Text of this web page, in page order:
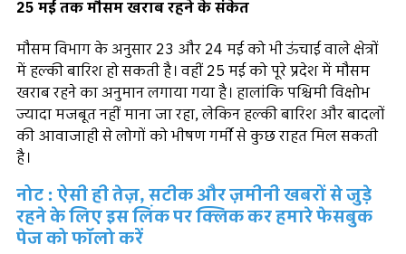
25 मई तक मौसम खराब रहने के संकेत
मौसम विभाग के अनुसार 23 और 24 मई को भी ऊंचाई वाले क्षेत्रों
में हल्की बारिश हो सकती है। वहीं 25 मई को पूरे प्रदेश में मौसम
खराब रहने का अनुमान लगाया गया है। हालांकि पश्चिमी विक्षोभ
ज्यादा मजबूत नहीं माना जा रहा, लेकिन हल्की बारिश और बादलों
की आवाजाही से लोगों को भीषण गर्मी से कुछ राहत मिल सकती
है।
नोट : ऐसी ही तेज़, सटीक और ज़मीनी खबरों से जुड़े
रहने के लिए इस लिंक पर क्लिक कर हमारे फेसबुक
पेज को फॉलो करें